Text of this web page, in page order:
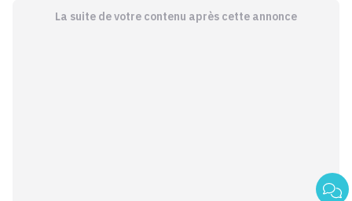
La suite de votre contenu après cette annonce